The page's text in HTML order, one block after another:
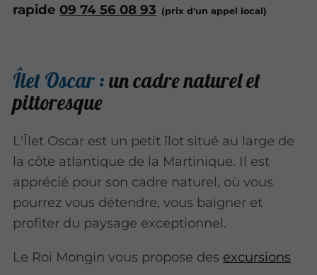
rapide 09 74 56 08 93
Îlet Oscar :un cadre naturel et
pittoresque
L'Îlet Oscar est un petit îlot situé au large de
la côte atlantique de la Martinique. Il est
apprécié pour son cadre naturel, où vous
pourrez vous détendre, vous baigner et
profiter du paysage exceptionnel.
Le Roi Mongin vous propose des excursions